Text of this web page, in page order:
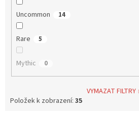
Uncommon 14
Rare 5
Mythic 0
VYMAZAT FILTRY
Položek k zobrazení: 35